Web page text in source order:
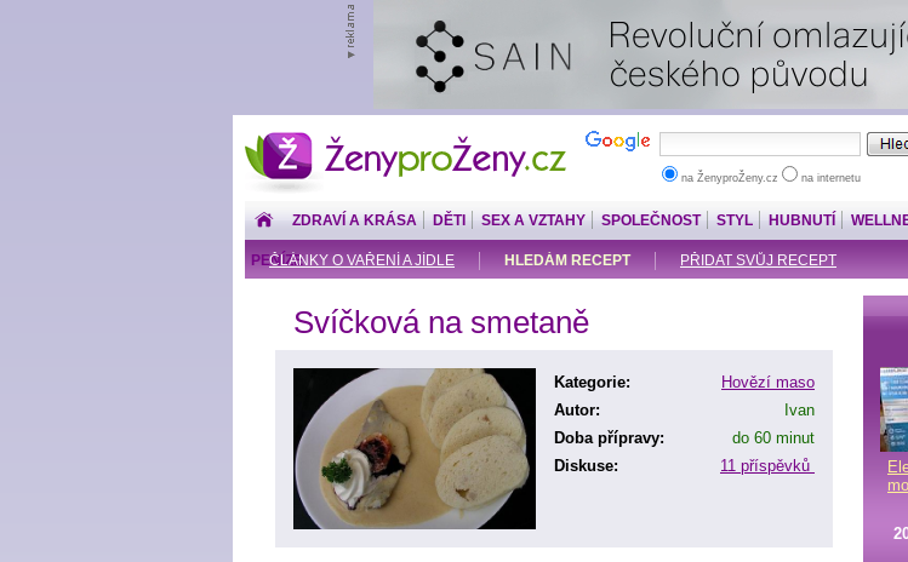
ŽenyproŽeny.cz
na ŽenyproŽeny.cz na internetu
ZDRAVÍ A KRÁSA DĚTI SEX A VZTAHY SPOLEČNOST STYL HUBNUTÍ
ČLÁNKY O VAŘENÍ A JÍDLE HLEDÁM RECEPT PŘIDAT SVŮJ RECEPT
PENÍZE
Svíčková na smetaně
Kategorie:
Hovězí maso
Autor:
Ivan
Doba přípravy:
do 60 minut
Diskuse:
11 příspěvků